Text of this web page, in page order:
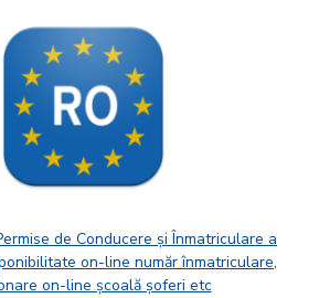
de Conducere și Înmatriculare a
on-line număr înmatriculare,
on-line școală șoferi etc